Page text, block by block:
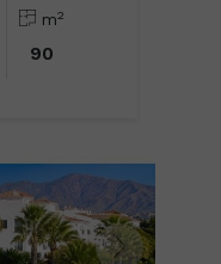
m2
90